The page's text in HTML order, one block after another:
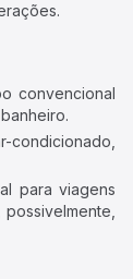
convencional
para viagens